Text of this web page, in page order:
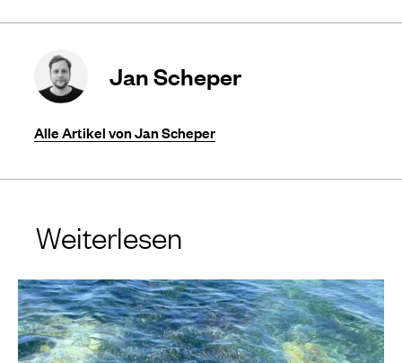
Jan Scheper
Alle Artikel von Jan Scheper
Weiterlesen